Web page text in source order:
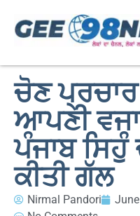
ਚੋਣ
ਆਪਣੀ
ਪੰਜਾਬ ਸਿਹੁੰ
ਕੀਤੀ ਗੱਲ
Nirmal Pandori